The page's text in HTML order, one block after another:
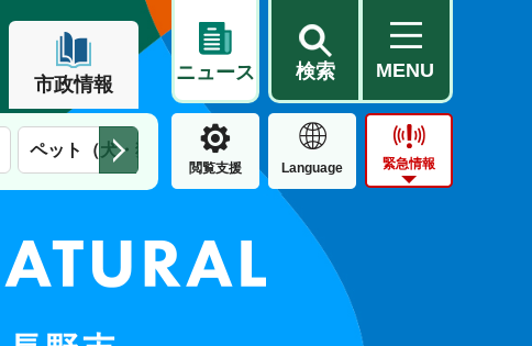
市政情報
ニュース 検索 MENU
ペット（犬・猫） 住民票・戸籍 公営住宅
閲覧支援 Language 緊急情報